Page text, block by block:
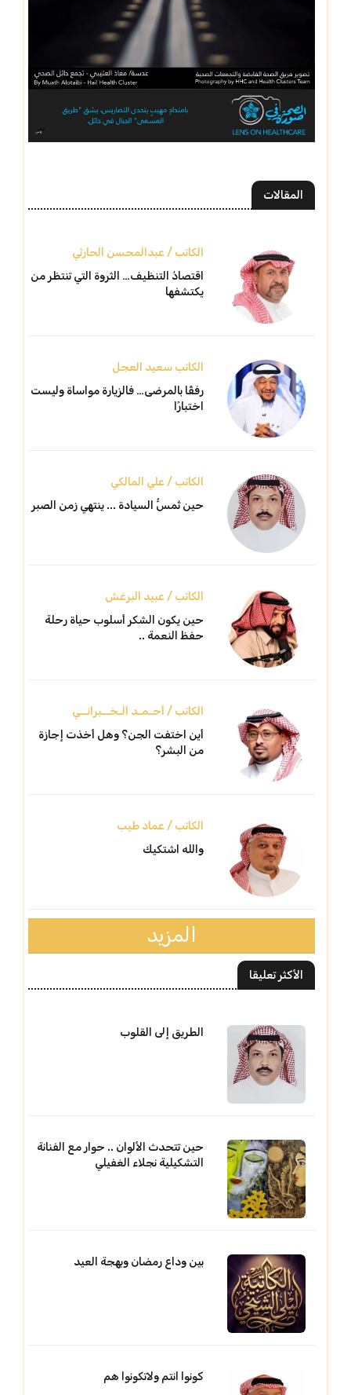
المقالات
الكاتب / عبدالمحسن الحارثي
اقتصادُ التنظيف… الثروة التي تنتظر من
يكتشفها
الكاتب سعيد العجل
رفقًا بالمرضى… فالزيارة مواساة وليست
اختبارًا
الكاتب / علي المالكي
حين تُمسُّ السيادة ... ينتهي زمن الصبر
الكاتب / عبيد البرغش
حين يكون الشكر أسلوب حياة رحلة
حفظ النعمة ..
الكاتب / أحـمـد الـخــبرانــي
أين اختفت الجن؟ وهل أخذت إجازة
من البشر؟
الكاتب / عماد طيب
والله اشتكيك
المزيد
الأكثر تعليقا
الطريق إلى القلوب
حين تتحدث الألوان .. حوار مع الفنانة
التشكيلية نجلاء الغفيلي
بين وداع رمضان وبهجة العيد
كونوا انتم ولاتكونوا هم